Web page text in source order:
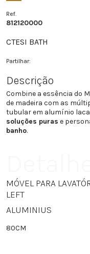
Ref.
812120000
CTESI BATH
Partilhar:
Descrição
Combine a essência do
de madeira com as
tubular em alumínio
soluções puras e
banho.
MÓVEL PARA
LEFT
ALUMINIUS
80CM